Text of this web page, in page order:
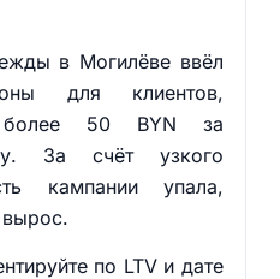
в Могилёве ввёл
для клиентов,
более 50 BYN за
За счёт узкого
кампании упала,
по LTV и дате